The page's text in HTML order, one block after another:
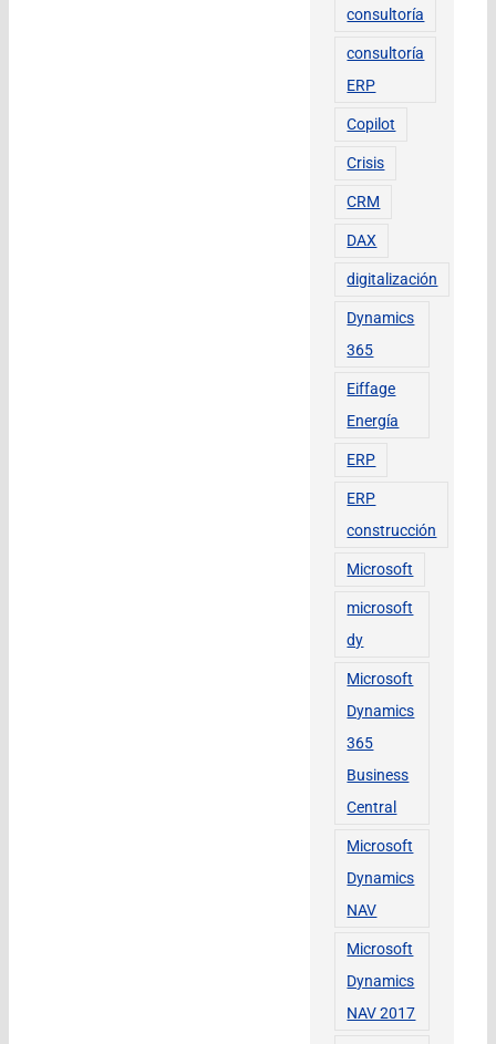
consultoría
consultoría
ERP
Copilot
Crisis
CRM
DAX
digitalización
Dynamics
365
Eiffage
Energía
ERP
ERP
construcción
Microsoft
microsoft
dy
Microsoft
Dynamics
365
Business
Central
Microsoft
Dynamics
NAV
Microsoft
Dynamics
NAV 2017